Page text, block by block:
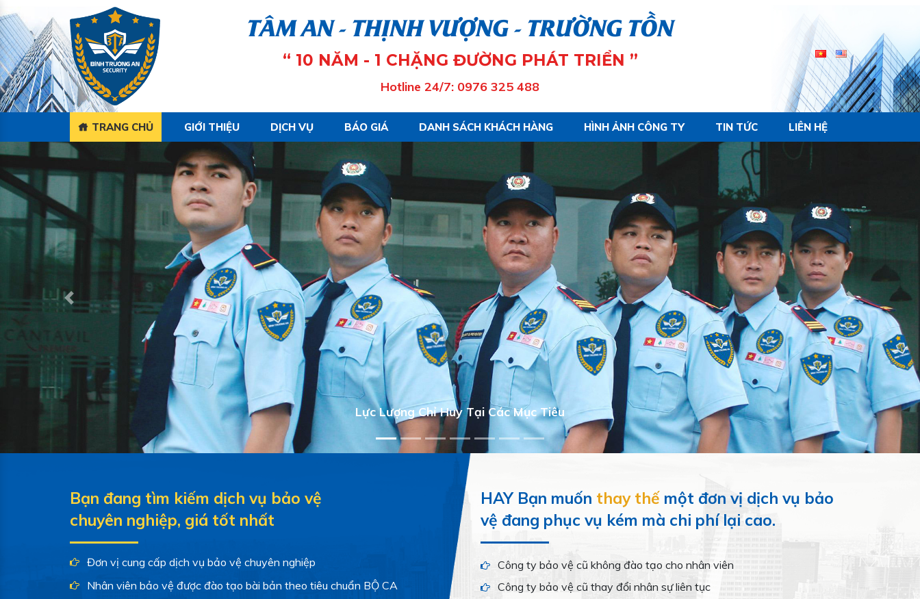
TÂM AN - THỊNH VƯỢNG - TRƯỜNG TỒN
“ 10 NĂM - 1 CHẶNG ĐƯỜNG PHÁT TRIỂN ”
Hotline 24/7: 0976 325 488
TRANG CHỦ GIỚI THIỆU DỊCH VỤ BÁO GIÁ DANH SÁCH KHÁCH HÀNG HÌNH ẢNH CÔNG TY TIN TỨC LIÊN HỆ
Bảo vệ tòa nhà cục tần số
Previous Next
Bạn đang tìm kiếm dịch vụ bảo vệ
chuyên nghiệp, giá tốt nhất
Đơn vị cung cấp dịch vụ bảo vệ chuyên nghiệp
Nhân viên bảo vệ được đào tạo bài bản theo tiêu chuẩn BỘ CA
HAY Bạn muốn thay thế một đơn vị dịch vụ bảo
vệ đang phục vụ kém mà chi phí lại cao.
Công ty bảo vệ cũ không đào tạo cho nhân viên
Công ty bảo vệ cũ thay đổi nhân sự liên tục